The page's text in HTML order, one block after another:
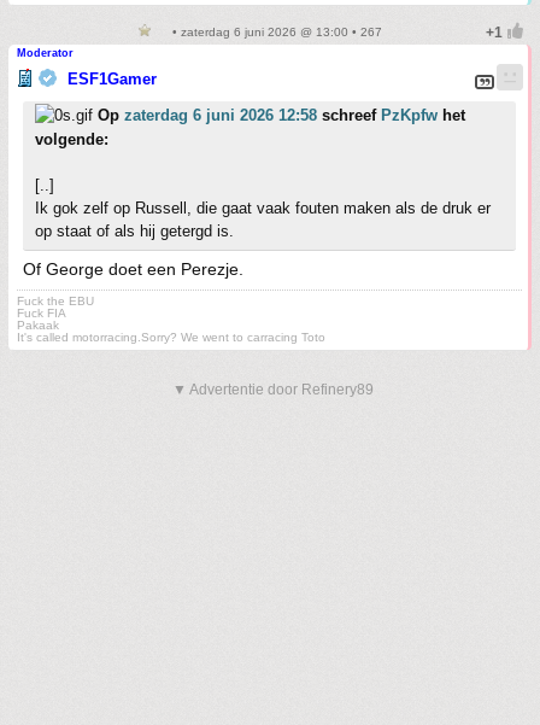
• zaterdag 6 juni 2026 @ 13:00 • 267
Moderator
ESF1Gamer
Op zaterdag 6 juni 2026 12:58 schreef PzKpfw het
volgende:
[..]
Ik gok zelf op Russell, die gaat vaak fouten maken als de druk er
op staat of als hij getergd is.
Of George doet een Perezje.
Fuck the EBU
Fuck FIA
Pakaak
It's called motorracing.Sorry? We went to carracing Toto
▼ Advertentie door Refinery89